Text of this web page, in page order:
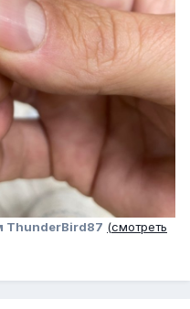
ThunderBird87 (смотреть